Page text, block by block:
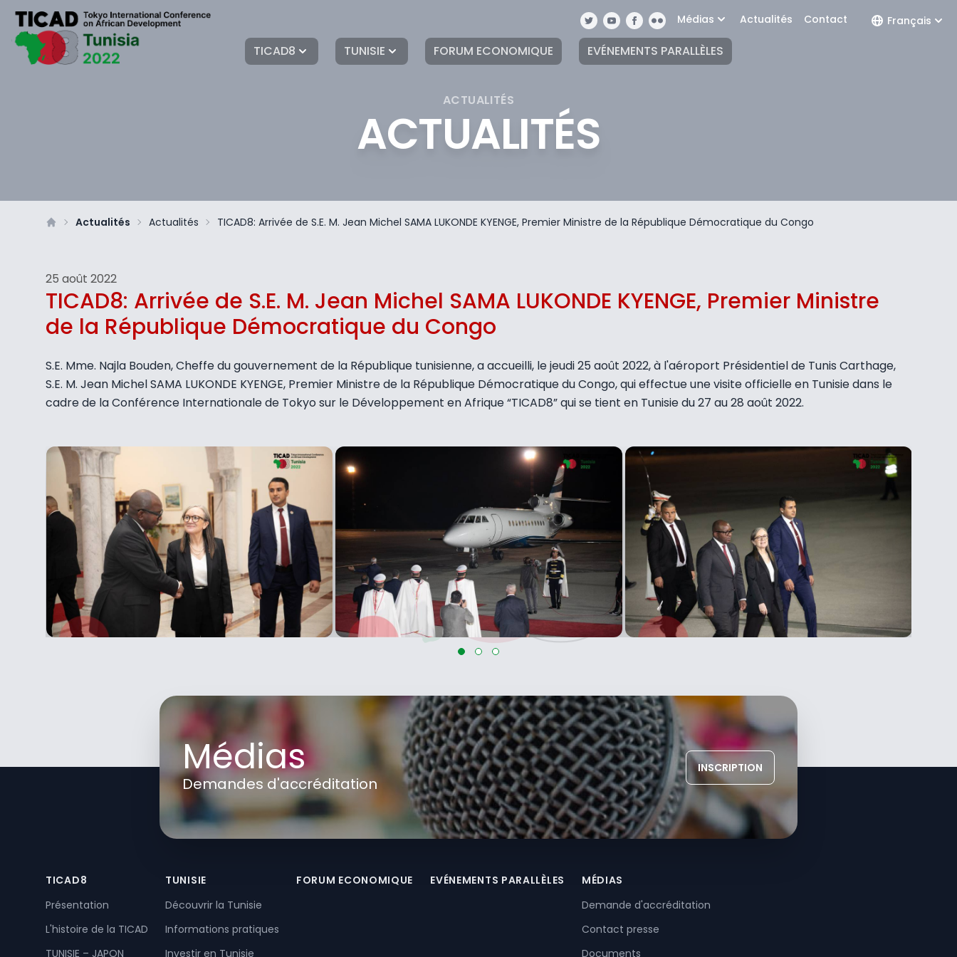
Médias Actualités Contact Français
TICAD8 TUNISIE FORUM ECONOMIQUE EVÉNEMENTS PARALLÈLES
ACTUALITÉS
ACTUALITÉS
Actualités Actualités TICAD8: Arrivée de S.E. M. Jean Michel SAMA LUKONDE KYENGE, Premier Ministre de la République Démocratique du Congo
25 août 2022
TICAD8: Arrivée de S.E. M. Jean Michel SAMA LUKONDE KYENGE, Premier Ministre
de la République Démocratique du Congo
S.E. Mme. Najla Bouden, Cheffe du gouvernement de la République tunisienne, a accueilli, le jeudi 25 août 2022, à l'aéroport Présidentiel de Tunis Carthage,
S.E. M. Jean Michel SAMA LUKONDE KYENGE, Premier Ministre de la République Démocratique du Congo, qui effectue une visite officielle en Tunisie dans le
cadre de la Conférence Internationale de Tokyo sur le Développement en Afrique “TICAD8” qui se tient en Tunisie du 27 au 28 août 2022.
Médias
Demandes d'accréditation
INSCRIPTION
TICAD8
Présentation
L'histoire de la TICAD
TUNISIE – JAPON
TUNISIE
Découvrir la Tunisie
Informations pratiques
Investir en Tunisie
FORUM ECONOMIQUE EVÉNEMENTS PARALLÈLES
MÉDIAS
Demande d'accréditation
Contact presse
Documents